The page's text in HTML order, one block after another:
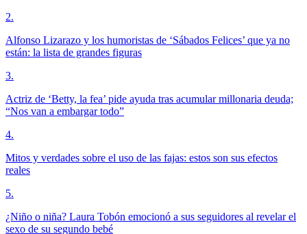
2.
Alfonso Lizarazo y los humoristas de ‘Sábados Felices’ que ya no
están: la lista de grandes figuras
3.
Actriz de ‘Betty, la fea’ pide ayuda tras acumular millonaria deuda;
“Nos van a embargar todo”
4.
Mitos y verdades sobre el uso de las fajas: estos son sus efectos
reales
5.
¿Niño o niña? Laura Tobón emocionó a sus seguidores al revelar el
sexo de su segundo bebé